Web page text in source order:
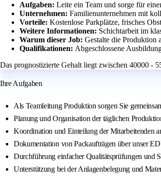
Aufgaben: Leite ein Team und sorge für
Unternehmen: Familienunternehmen mit
Vorteile: Kostenlose Parkplätze, frisches
Weitere Informationen: Schichtarbeit im
Warum dieser Job: Gestalte die Produktion
Qualifikationen: Abgeschlossene
Das prognostizierte Gehalt liegt zwischen 40000 -
Ihre Aufgaben
Als Teamleitung Produktion sorgen Sie
Planung und Organisation der täglichen
Koordination und Einteilung der Mitarbeitenden
Dokumentation von Packaufträgen über unser
Durchführung einfacher Qualitätsprüfungen und
Unterstützung bei der Anlagenbelegung und